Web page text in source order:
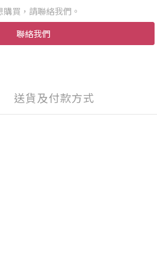
購買，請聯絡我們。
聯絡我們
送貨及付款方式